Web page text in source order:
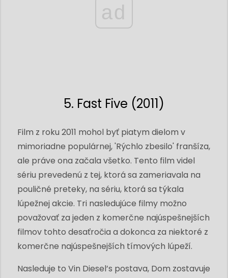
ad
5. Fast Five (2011)
Film z roku 2011 mohol byť piatym dielom v
mimoriadne populárnej, 'Rýchlo zbesilo' franšíza,
ale práve ona začala všetko. Tento film videl
sériu prevedenú z tej, ktorá sa zameriavala na
pouličné preteky, na sériu, ktorá sa týkala
lúpežnej akcie. Tri nasledujúce filmy možno
považovať za jeden z komerčne najúspešnejších
filmov tohto desaťročia a dokonca za niektoré z
komerčne najúspešnejších tímových lúpeží.
Nasleduje to Vin Diesel’s postava, Dom zostavuje